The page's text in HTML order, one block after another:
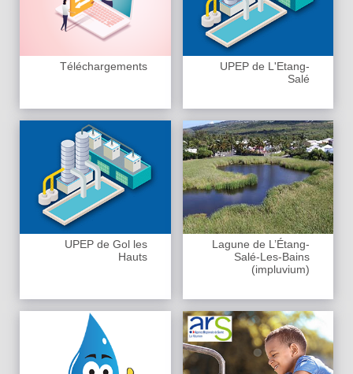
Téléchargements
UPEP de L'Etang-
Salé
UPEP de Gol les
Hauts
Lagune de L’Étang-
Salé-Les-Bains
(impluvium)